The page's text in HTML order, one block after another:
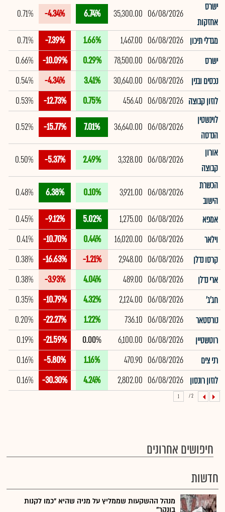
ישרס
אחזקות
06/08/2026
35,300.00
6.74%
-4.34%
0.71%
מגדלי תיכון 06/08/2026
1,467.00
1.66%
-7.39%
0.71%
ישרס
06/08/2026
78,500.00
0.29%
-10.09%
0.66%
נכסים ובנין
06/08/2026
30,640.00
3.41%
-4.34%
0.54%
לוזון קבוצה 06/08/2026
456.40
0.75%
-12.73%
0.53%
לוינשטין
הנדסה
06/08/2026
36,640.00
7.01%
-15.77%
0.52%
אורון
קבוצה
06/08/2026
3,328.00
2.49%
-5.37%
0.50%
הכשרת
הישוב
06/08/2026
3,921.00
0.10%
6.38%
0.48%
אמפא 06/08/2026
1,275.00
5.02%
-9.12%
0.45%
וילאר
06/08/2026
16,020.00
0.44%
-10.70%
0.41%
קרסו נדלן
06/08/2026
2,948.00
-1.21%
-16.63%
0.38%
ארי נדלן
06/08/2026
489.00
4.04%
-3.93%
0.38%
חג'ג'
06/08/2026
2,124.00
4.32%
-10.79%
0.35%
נורסטאר
06/08/2026
736.10
1.22%
-22.27%
0.20%
רוטשטיין
06/08/2026
6,100.00
0.00%
-21.59%
0.19%
רני צים
06/08/2026
470.90
1.16%
-5.80%
0.16%
לוזון רונסון 06/08/2026
2,802.00
4.24%
-30.30%
0.16%
2 /
1
חיפושים אחרונים
חדשות
מנהל ההשקעות שממליץ על מניה שהיא "כמו לקנות
בונקר"